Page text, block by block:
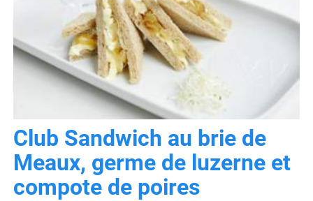
Club Sandwich au brie de
Meaux, germe de luzerne et
compote de poires